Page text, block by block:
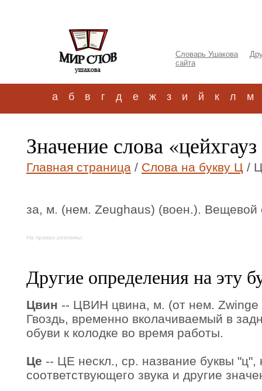
Словарь Ушакова
сайта
а б в г д е ж з и й к л м
Значение слова
Главная страница / Слова на букву Ц /
за, м. (нем. Zeughaus) (воен.). Вещевой
На правах рекламы:
Другие определения на эту
Цвин -- ЦВИН цвина, м. (от нем. Zwinge
Гвоздь, временно вколачиваемый в
обуви к колодке во время работы.
Це -- ЦЕ нескл., ср. название буквы "ц",
соответствующего звука и другие